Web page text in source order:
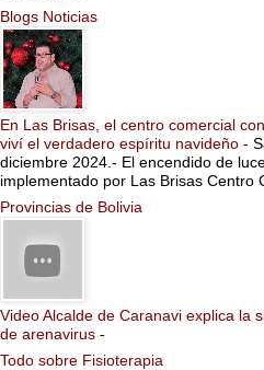
Blogs Noticias
En Las Brisas, el centro comercial
viví el verdadero espíritu navideño -
diciembre 2024.- El encendido de
implementado por Las Brisas Centro
Provincias de Bolivia
Video Alcalde de Caranavi explica la
de arenavirus -
Todo sobre Fisioterapia